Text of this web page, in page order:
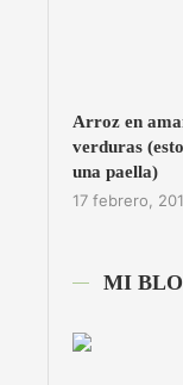
Arroz en
verduras
una paella)
17 febrero,
MI